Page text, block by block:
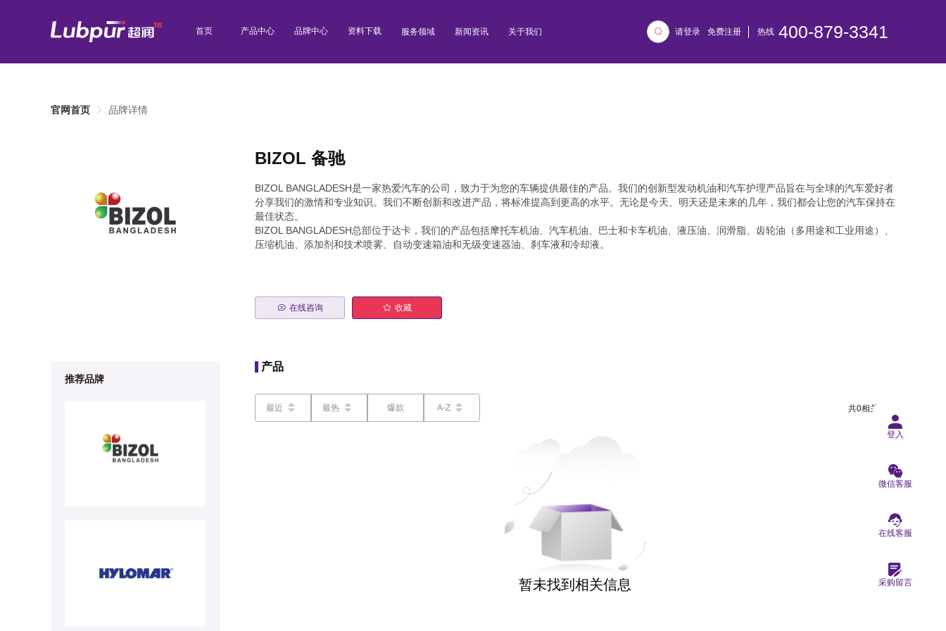
首页 产品中心 品牌中心 资料下载 服务领域 新闻资讯 关于我们 请登录 免费注册 热线 400-879-3341
登入
微信客服
在线客服
采购留言
官网首页 品牌详情
BIZOL 备驰
BIZOL BANGLADESH是一家热爱汽车的公司，致力于为您的车辆提供最佳的产品。我们的创新型发动机油和汽车护理产品旨在与全球的汽车爱好者
分享我们的激情和专业知识。我们不断创新和改进产品，将标准提高到更高的水平。无论是今天、明天还是未来的几年，我们都会让您的汽车保持在
最佳状态。
BIZOL BANGLADESH总部位于达卡，我们的产品包括摩托车机油、汽车机油、巴士和卡车机油、液压油、润滑脂、齿轮油（多用途和工业用途）、
压缩机油、添加剂和技术喷雾、自动变速箱油和无级变速器油、刹车液和冷却液。
在线咨询 收藏
推荐品牌
产品
最近 最热 爆款 A-Z 共0相关商品
暂未找到相关信息